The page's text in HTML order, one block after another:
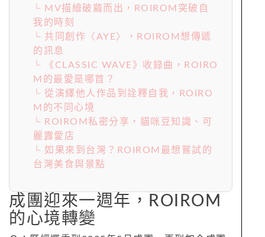
└ MV描繪破繭而出，ROIROM突破自
我的時刻
└ 共同創作〈AYE〉，ROIROM想傳遞
的訊息
└ 《CLASSIC WAVE》收錄曲，ROIRO
M的最愛是哪首？
└ 從演繹他人作品到詮釋自我，ROIRO
M的不同心境
└ ROIROM私密分享，貓咪豆知識、可
麗露愛店
└ 如果來到台灣？ROIROM最想嘗試的
台灣美食與景點
成團迎來一週年，ROIROM
的心境轉變